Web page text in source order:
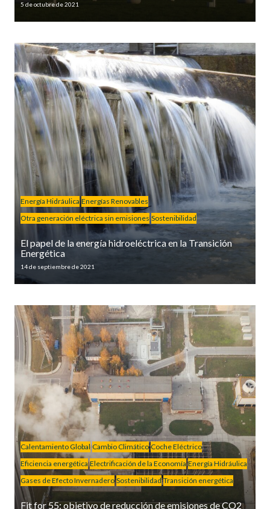
5 de octubre de 2021
Energía Hidráulica Energías Renovables
Otra generación eléctrica sin emisiones Sostenibilidad
El papel de la energía hidroeléctrica en la Transición
Energética
14 de septiembre de 2021
Calentamiento Global Cambio Climático Coche Eléctrico
Eficiencia energética Electrificación de la Economía Energía Hidráulica
Gases de Efecto Invernadero Sostenibilidad Transición energética
Fit for 55: objetivo de reducción de emisiones de CO2